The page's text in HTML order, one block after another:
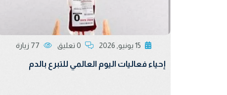
إحياء فعاليات اليوم العالمي للتبرع بالدم